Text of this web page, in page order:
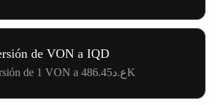
de VON a IQD
Conversión de 1 VON a ع.د486.45K